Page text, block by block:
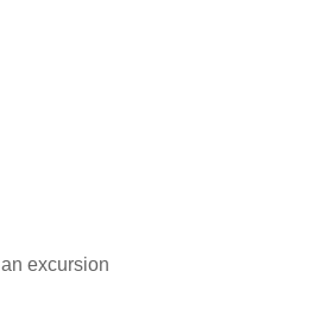
excursion